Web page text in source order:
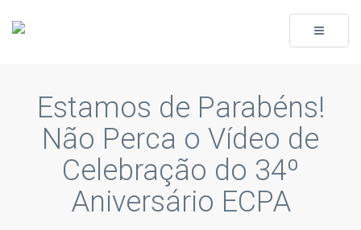
Toggle
Estamos de Parabéns!
Não Perca o Vídeo de
Celebração do 34º
Aniversário ECPA